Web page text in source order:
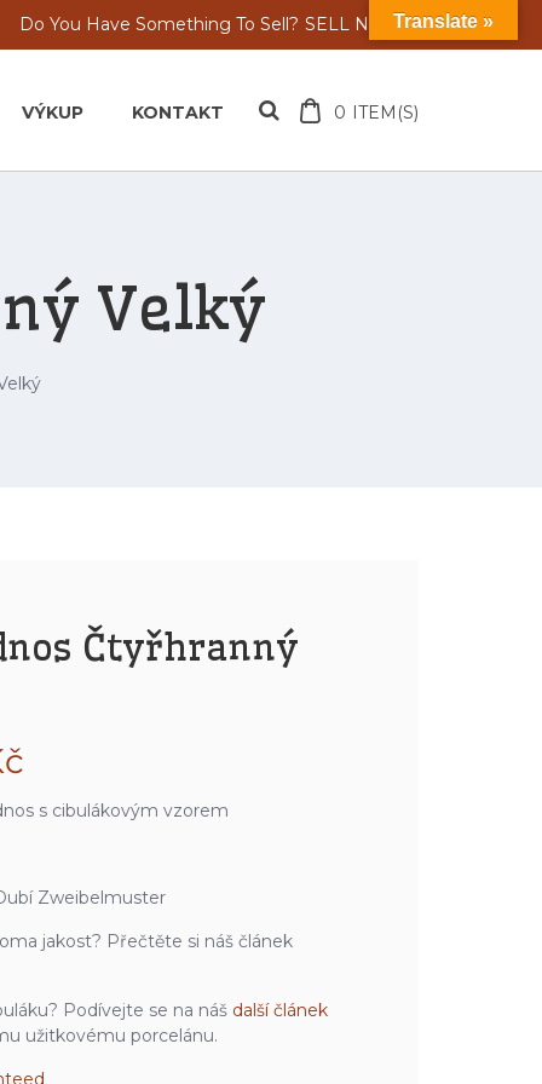
Do You Have Something To Sell? SELL NOW
VÝKUP KONTAKT 0 ITEM(S)
Velký
Čtyřhranný
s cibulákovým vzorem
Zweibelmuster
jakost? Přečtěte si náš článek
Podívejte se na náš další článek
užitkovému porcelánu.
Translate »